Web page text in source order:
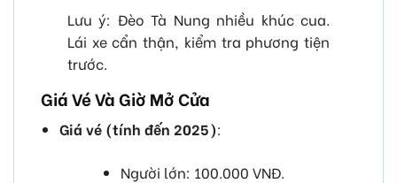
Lưu ý: Đèo Tà Nung nhiều khúc cua.
Lái xe cẩn thận, kiểm tra phương tiện
trước.
Giá Vé Và Giờ Mở Cửa
Giá vé (tính đến 2025):
Người lớn: 100.000 VNĐ.